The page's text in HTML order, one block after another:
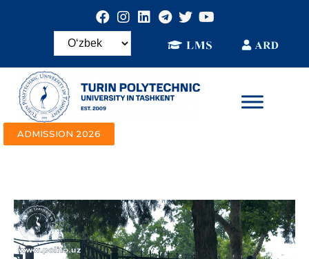
ADMISSION 2026